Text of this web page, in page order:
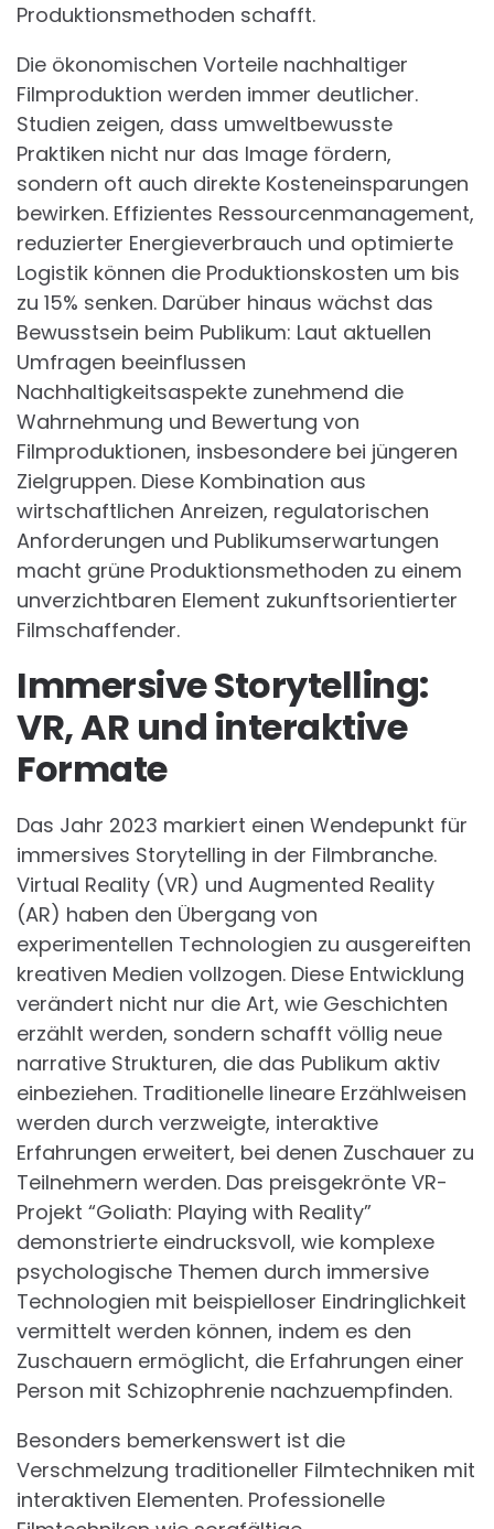
Produktionsmethoden schafft.
Die ökonomischen Vorteile nachhaltiger
Filmproduktion werden immer deutlicher.
Studien zeigen, dass umweltbewusste
Praktiken nicht nur das Image fördern,
sondern oft auch direkte Kosteneinsparungen
bewirken. Effizientes Ressourcenmanagement,
reduzierter Energieverbrauch und optimierte
Logistik können die Produktionskosten um bis
zu 15% senken. Darüber hinaus wächst das
Bewusstsein beim Publikum: Laut aktuellen
Umfragen beeinflussen
Nachhaltigkeitsaspekte zunehmend die
Wahrnehmung und Bewertung von
Filmproduktionen, insbesondere bei jüngeren
Zielgruppen. Diese Kombination aus
wirtschaftlichen Anreizen, regulatorischen
Anforderungen und Publikumserwartungen
macht grüne Produktionsmethoden zu einem
unverzichtbaren Element zukunftsorientierter
Filmschaffender.
Immersive Storytelling:
VR, AR und interaktive
Formate
Das Jahr 2023 markiert einen Wendepunkt für
immersives Storytelling in der Filmbranche.
Virtual Reality (VR) und Augmented Reality
(AR) haben den Übergang von
experimentellen Technologien zu ausgereiften
kreativen Medien vollzogen. Diese Entwicklung
verändert nicht nur die Art, wie Geschichten
erzählt werden, sondern schafft völlig neue
narrative Strukturen, die das Publikum aktiv
einbeziehen. Traditionelle lineare Erzählweisen
werden durch verzweigte, interaktive
Erfahrungen erweitert, bei denen Zuschauer zu
Teilnehmern werden. Das preisgekrönte VR-
Projekt “Goliath: Playing with Reality”
demonstrierte eindrucksvoll, wie komplexe
psychologische Themen durch immersive
Technologien mit beispielloser Eindringlichkeit
vermittelt werden können, indem es den
Zuschauern ermöglicht, die Erfahrungen einer
Person mit Schizophrenie nachzuempfinden.
Besonders bemerkenswert ist die
Verschmelzung traditioneller Filmtechniken mit
interaktiven Elementen. Professionelle